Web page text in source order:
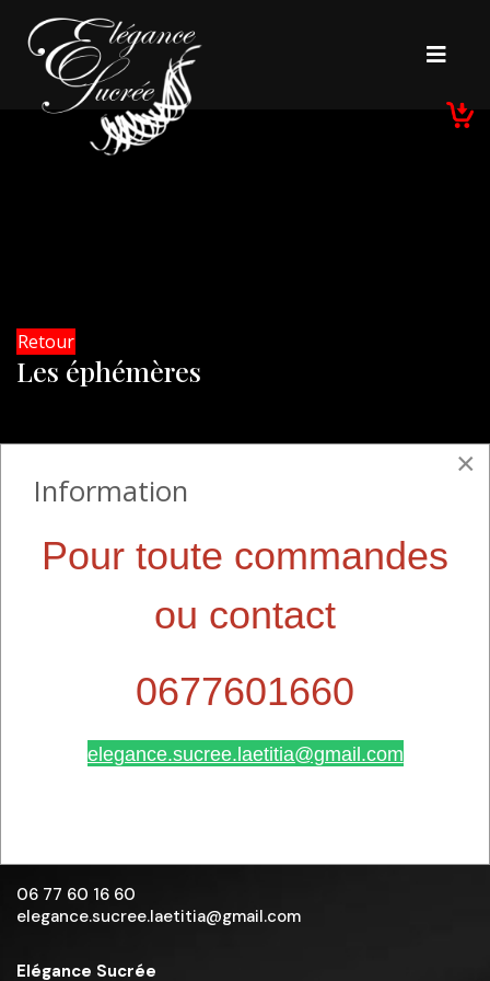
Retour
Les éphémères
06 77 60 16 60
elegance.sucree.laetitia@gmail.com
Elégance Sucrée
×
Information
Pour toute commandes
ou contact
0677601660
elegance.sucree.laetitia@gmail.com